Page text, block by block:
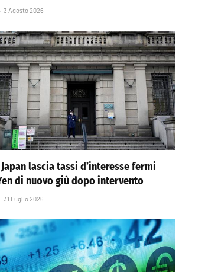
3 Agosto 2026
lascia tassi d’interesse fermi
di nuovo giù dopo intervento
31 Luglio 2026